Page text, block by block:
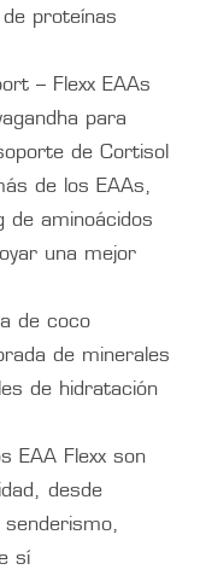
proteínas
– Flexx EAAs
para
de Cortisol
de los EAAs,
de aminoácidos
una mejor
de coco
de minerales
de hidratación
EAA Flexx son
desde
sí